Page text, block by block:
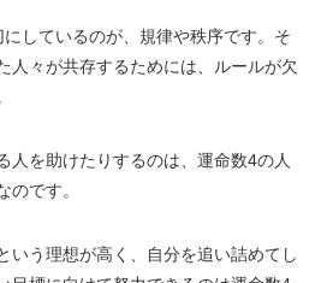
しているのが、規律や秩序です。そ
人々が共存するためには、ルールが欠
人を助けたりするのは、運命数4の人
のです。
いう理想が高く、自分を追い詰めてし